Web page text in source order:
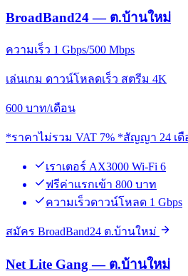
BroadBand24 — ต.บ้านใหม่
ความเร็ว 1 Gbps/500 Mbps
เล่นเกม ดาวน์โหลดเร็ว สตรีม 4K
600 บาท/เดือน
*ราคาไม่รวม VAT 7% *สัญญา 24 เ
เราเตอร์ AX3000 Wi-Fi 6
ฟรีค่าแรกเข้า 800 บาท
ความเร็วดาวน์โหลด 1 Gbps
สมัคร BroadBand24 ต.บ้านใหม่
Net Lite Gang — ต.บ้านใหม่